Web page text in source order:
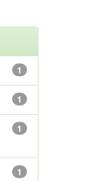
1
1
1
1